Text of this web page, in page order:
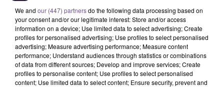
3 juin 2019
We and our (447) partnersdo the following data processing based on
your consent and/or our legitimate interest: Store and/or access
information on a device; Use limited data to select advertising; Create
profiles for personalised advertising; Use profiles to select personalised
advertising; Measure advertising performance; Measure content
performance; Understand audiences through statistics or combinations
of data from different sources; Develop and improve services; Create
profiles to personalise content; Use profiles to select personalised
content; Use limited data to select content; Ensure security, prevent and